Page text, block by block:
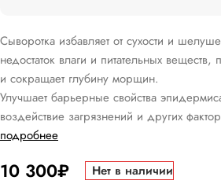
Сыворотка избавляет от сухости и
недостаток влаги и питательных
и сокращает глубину морщин.
Улучшает барьерные свойства
воздействие загрязнений и других
подробнее
10 300₽
Нет в наличии